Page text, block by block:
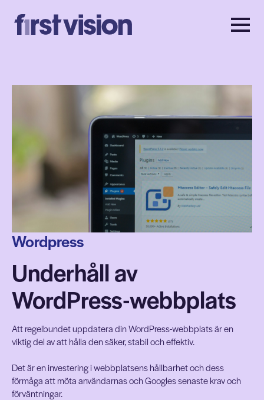
Wordpress
Underhåll av
WordPress-webbplats
Att regelbundet uppdatera din WordPress-webbplats är en
viktig del av att hålla den säker, stabil och effektiv.
Det är en investering i webbplatsens hållbarhet och dess
förmåga att möta användarnas och Googles senaste krav och
förväntningar.